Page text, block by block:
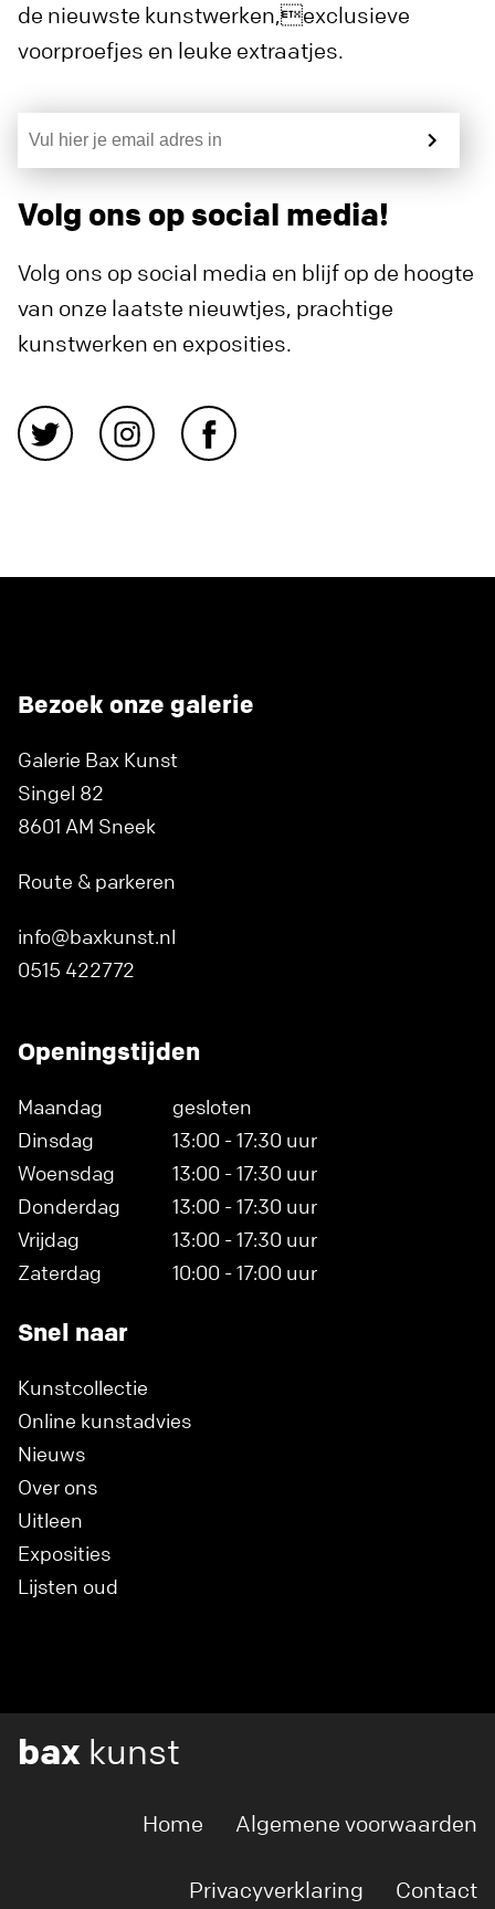
de nieuwste kunstwerken,exclusieve
voorproefjes en leuke extraatjes.
Volg ons op social media!
Volg ons op social media en blijf op de hoogte
van onze laatste nieuwtjes, prachtige
kunstwerken en exposities.
Bezoek onze galerie
Galerie Bax Kunst
Singel 82
8601 AM Sneek
Route & parkeren
info@baxkunst.nl
0515 422772
Openingstijden
Maandag
gesloten
Dinsdag
13:00 - 17:30 uur
Woensdag
13:00 - 17:30 uur
Donderdag
13:00 - 17:30 uur
Vrijdag
13:00 - 17:30 uur
Zaterdag
10:00 - 17:00 uur
Snel naar
Kunstcollectie
Online kunstadvies
Nieuws
Over ons
Uitleen
Exposities
Lijsten oud
bax kunst
Home Algemene voorwaarden
Privacyverklaring Contact